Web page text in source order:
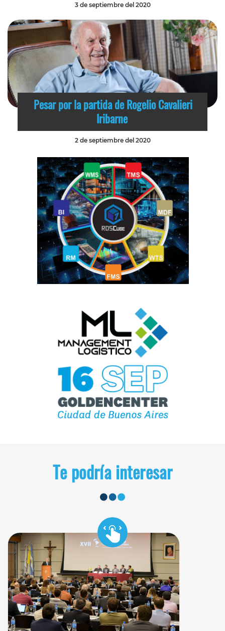
3 de septiembre del 2020
Pesar por la partida de Rogelio Cavalieri
Iribarne
2 de septiembre del 2020
Te podría interesar